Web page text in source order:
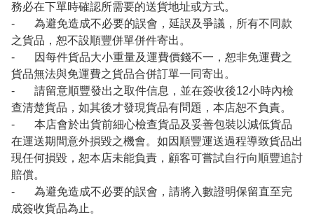
務必在下單時確認所需要的送貨地址或方式。
- 為避免造成不必要的誤會，延誤及爭議，所有不同款
之貨品，恕不設順豐併單併件寄出。
- 因每件貨品大小重量及運費價錢不一，恕非免運費之
貨品無法與免運費之貨品合併訂單一同寄出。
- 請留意順豐發出之取件信息，並在簽收後12小時內檢
查清楚貨品，如其後才發現貨品有問題，本店恕不負責。
- 本店會於出貨前細心檢查貨品及妥善包裝以減低貨品
在運送期間意外損毀之機會。如因順豐運送過程導致貨品出
現任何損毀，恕本店未能負責，顧客可嘗試自行向順豐追討
賠償。
- 為避免造成不必要的誤會，請將入數證明保留直至完
成簽收貨品為止。